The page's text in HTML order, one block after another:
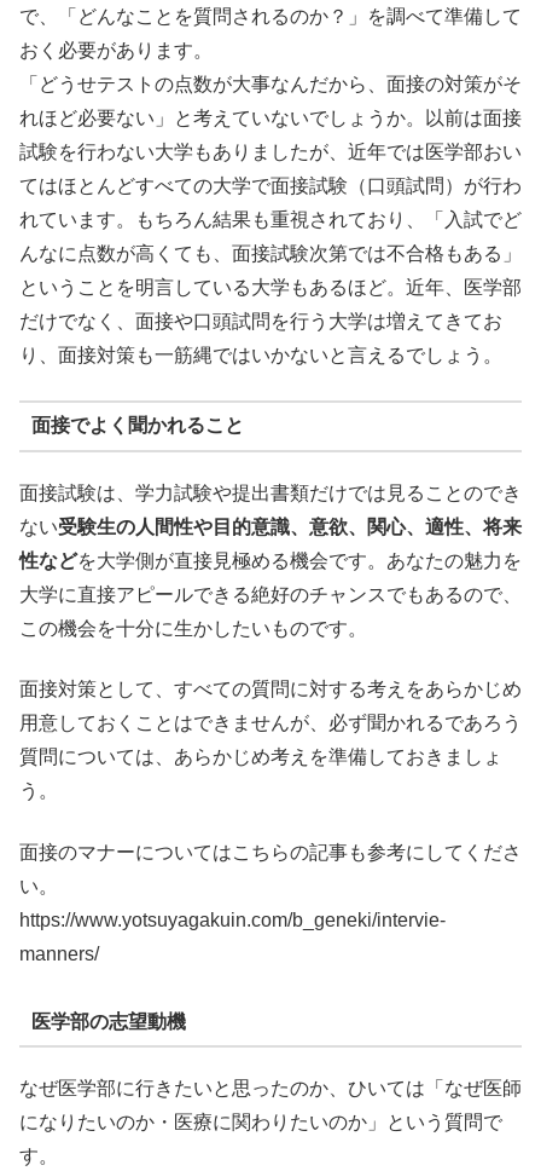
で、「どんなことを質問されるのか？」を調べて準備して
おく必要があります。
「どうせテストの点数が大事なんだから、面接の対策がそ
れほど必要ない」と考えていないでしょうか。以前は面接
試験を行わない大学もありましたが、近年では医学部おい
てはほとんどすべての大学で面接試験（口頭試問）が行わ
れています。もちろん結果も重視されており、「入試でど
んなに点数が高くても、面接試験次第では不合格もある」
ということを明言している大学もあるほど。近年、医学部
だけでなく、面接や口頭試問を行う大学は増えてきてお
り、面接対策も一筋縄ではいかないと言えるでしょう。
面接でよく聞かれること
面接試験は、学力試験や提出書類だけでは見ることのでき
ない受験生の人間性や目的意識、意欲、関心、適性、将来
性などを大学側が直接見極める機会です。あなたの魅力を
大学に直接アピールできる絶好のチャンスでもあるので、
この機会を十分に生かしたいものです。
面接対策として、すべての質問に対する考えをあらかじめ
用意しておくことはできませんが、必ず聞かれるであろう
質問については、あらかじめ考えを準備しておきましょ
う。
面接のマナーについてはこちらの記事も参考にしてくださ
い。
https://www.yotsuyagakuin.com/b_geneki/intervie-
manners/
医学部の志望動機
なぜ医学部に行きたいと思ったのか、ひいては「なぜ医師
になりたいのか・医療に関わりたいのか」という質問で
す。